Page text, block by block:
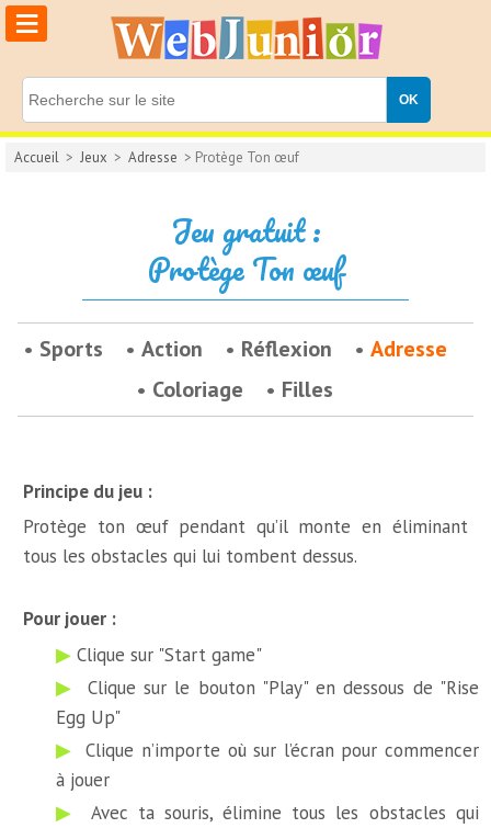
≡
Accueil > Jeux > Adresse > Protège Ton œuf
Jeu gratuit :
Protège Ton œuf
Sports Action Réflexion
Adresse
Coloriage
Filles
Principe du jeu :
Protège ton œuf pendant qu’il monte en éliminant
tous les obstacles qui lui tombent dessus.
Pour jouer :
Clique sur "Start game"
Clique sur le bouton "Play" en dessous de "Rise
Egg Up"
Clique n’importe où sur l’écran pour commencer
à jouer
Avec ta souris, élimine tous les obstacles qui